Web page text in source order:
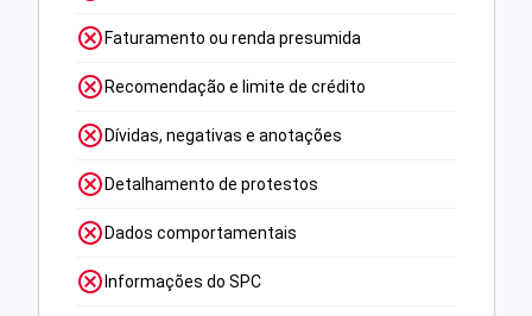
Faturamento ou renda presumida
Recomendação e limite de crédito
Dívidas, negativas e anotações
Detalhamento de protestos
Dados comportamentais
Informações do SPC